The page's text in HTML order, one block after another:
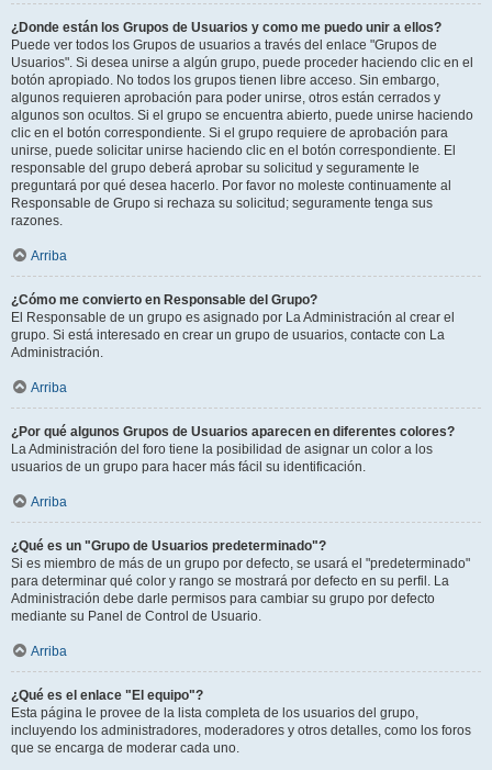
¿Donde están los Grupos de Usuarios y como me puedo unir a ellos?
Puede ver todos los Grupos de usuarios a través del enlace "Grupos de
Usuarios". Si desea unirse a algún grupo, puede proceder haciendo clic en el
botón apropiado. No todos los grupos tienen libre acceso. Sin embargo,
algunos requieren aprobación para poder unirse, otros están cerrados y
algunos son ocultos. Si el grupo se encuentra abierto, puede unirse haciendo
clic en el botón correspondiente. Si el grupo requiere de aprobación para
unirse, puede solicitar unirse haciendo clic en el botón correspondiente. El
responsable del grupo deberá aprobar su solicitud y seguramente le
preguntará por qué desea hacerlo. Por favor no moleste continuamente al
Responsable de Grupo si rechaza su solicitud; seguramente tenga sus
razones.
Arriba
¿Cómo me convierto en Responsable del Grupo?
El Responsable de un grupo es asignado por La Administración al crear el
grupo. Si está interesado en crear un grupo de usuarios, contacte con La
Administración.
Arriba
¿Por qué algunos Grupos de Usuarios aparecen en diferentes colores?
La Administración del foro tiene la posibilidad de asignar un color a los
usuarios de un grupo para hacer más fácil su identificación.
Arriba
¿Qué es un "Grupo de Usuarios predeterminado"?
Si es miembro de más de un grupo por defecto, se usará el "predeterminado"
para determinar qué color y rango se mostrará por defecto en su perfil. La
Administración debe darle permisos para cambiar su grupo por defecto
mediante su Panel de Control de Usuario.
Arriba
¿Qué es el enlace "El equipo"?
Esta página le provee de la lista completa de los usuarios del grupo,
incluyendo los administradores, moderadores y otros detalles, como los foros
que se encarga de moderar cada uno.